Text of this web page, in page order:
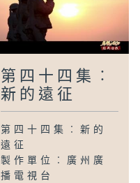
第四十四集︰
新的遠征
第四十四集︰新的
遠征
製作單位︰廣州廣
播電視台